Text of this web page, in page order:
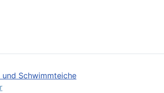
Schwimmteiche